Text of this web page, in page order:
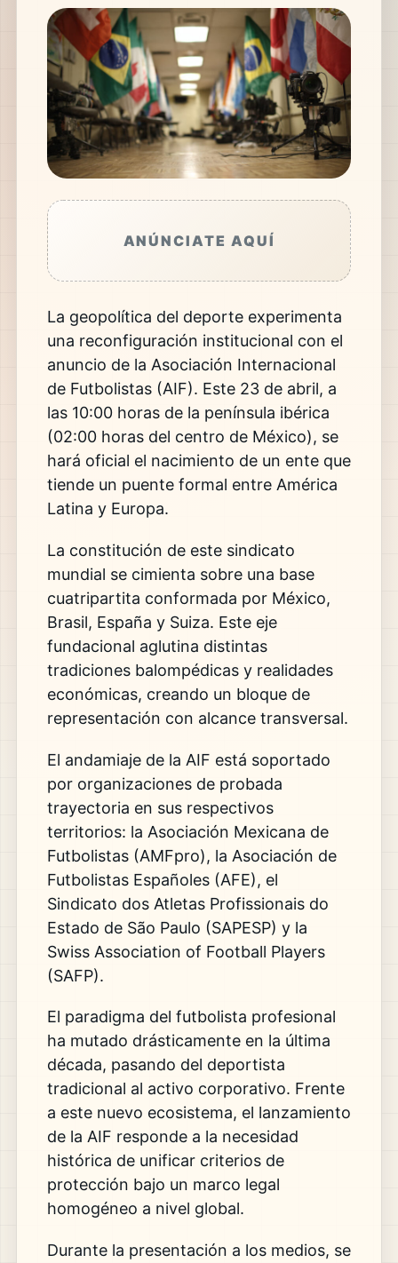
ANÚNCIATE AQUÍ
La geopolítica del deporte experimenta
una reconfiguración institucional con el
anuncio de la Asociación Internacional
de Futbolistas (AIF). Este 23 de abril, a
las 10:00 horas de la península ibérica
(02:00 horas del centro de México), se
hará oficial el nacimiento de un ente que
tiende un puente formal entre América
Latina y Europa.
La constitución de este sindicato
mundial se cimienta sobre una base
cuatripartita conformada por México,
Brasil, España y Suiza. Este eje
fundacional aglutina distintas
tradiciones balompédicas y realidades
económicas, creando un bloque de
representación con alcance transversal.
El andamiaje de la AIF está soportado
por organizaciones de probada
trayectoria en sus respectivos
territorios: la Asociación Mexicana de
Futbolistas (AMFpro), la Asociación de
Futbolistas Españoles (AFE), el
Sindicato dos Atletas Profissionais do
Estado de São Paulo (SAPESP) y la
Swiss Association of Football Players
(SAFP).
El paradigma del futbolista profesional
ha mutado drásticamente en la última
década, pasando del deportista
tradicional al activo corporativo. Frente
a este nuevo ecosistema, el lanzamiento
de la AIF responde a la necesidad
histórica de unificar criterios de
protección bajo un marco legal
homogéneo a nivel global.
Durante la presentación a los medios, se